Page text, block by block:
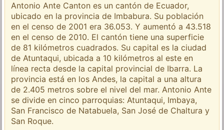
Antonio Ante Canton es un cantón de Ecuador,
ubicado en la provincia de Imbabura. Su población
en el censo de 2001 era 36.053. Y aumentó a 43.518
en el censo de 2010. El cantón tiene una superficie
de 81 kilómetros cuadrados. Su capital es la ciudad
de Atuntaqui, ubicada a 10 kilómetros al este en
línea recta desde la capital provincial de Ibarra. La
provincia está en los Andes, la capital a una altura
de 2.405 metros sobre el nivel del mar. Antonio Ante
se divide en cinco parroquias: Atuntaqui, Imbaya,
San Francisco de Natabuela, San José de Chaltura y
San Roque.